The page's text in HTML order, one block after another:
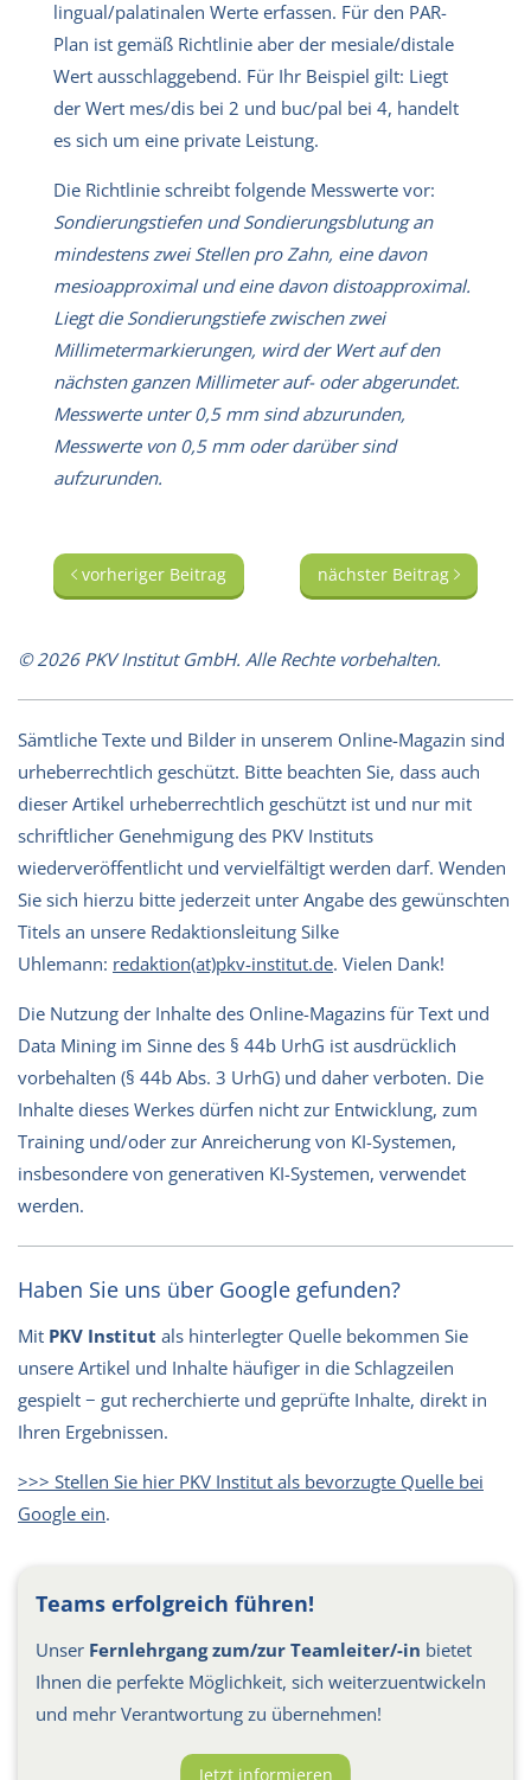
lingual/palatinalen Werte erfassen. Für den PAR-
Plan ist gemäß Richtlinie aber der mesiale/distale
Wert ausschlaggebend. Für Ihr Beispiel gilt: Liegt
der Wert mes/dis bei 2 und buc/pal bei 4, handelt
es sich um eine private Leistung.
Die Richtlinie schreibt folgende Messwerte vor:
Sondierungstiefen und Sondierungsblutung an
mindestens zwei Stellen pro Zahn, eine davon
mesioapproximal und eine davon distoapproximal.
Liegt die Sondierungstiefe zwischen zwei
Millimetermarkierungen, wird der Wert auf den
nächsten ganzen Millimeter auf- oder abgerundet.
Messwerte unter 0,5 mm sind abzurunden,
Messwerte von 0,5 mm oder darüber sind
aufzurunden.
vorheriger Beitrag nächster Beitrag
© 2026 PKV Institut GmbH. Alle Rechte vorbehalten.
Sämtliche Texte und Bilder in unserem Online-Magazin sind
urheberrechtlich geschützt. Bitte beachten Sie, dass auch
dieser Artikel urheberrechtlich geschützt ist und nur mit
schriftlicher Genehmigung des PKV Instituts
wiederveröffentlicht und vervielfältigt werden darf. Wenden
Sie sich hierzu bitte jederzeit unter Angabe des gewünschten
Titels an unsere Redaktionsleitung Silke
Uhlemann: redaktion(at)pkv-institut.de. Vielen Dank!
Die Nutzung der Inhalte des Online-Magazins für Text und
Data Mining im Sinne des § 44b UrhG ist ausdrücklich
vorbehalten (§ 44b Abs. 3 UrhG) und daher verboten. Die
Inhalte dieses Werkes dürfen nicht zur Entwicklung, zum
Training und/oder zur Anreicherung von KI-Systemen,
insbesondere von generativen KI-Systemen, verwendet
werden.
Haben Sie uns über Google gefunden?
Mit PKV Institut als hinterlegter Quelle bekommen Sie
unsere Artikel und Inhalte häufiger in die Schlagzeilen
gespielt − gut recherchierte und geprüfte Inhalte, direkt in
Ihren Ergebnissen.
>>> Stellen Sie hier PKV Institut als bevorzugte Quelle bei
Google ein.
Teams erfolgreich führen!
Unser Fernlehrgang zum/zur Teamleiter/-in bietet
Ihnen die perfekte Möglichkeit, sich weiterzuentwickeln
und mehr Verantwortung zu übernehmen!
Jetzt informieren